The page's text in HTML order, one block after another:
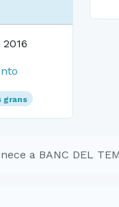
grans
a BANC DEL